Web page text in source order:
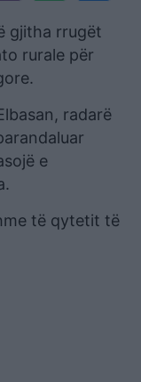
gjitha rrugët
rurale për
radarë
e
të qytetit të